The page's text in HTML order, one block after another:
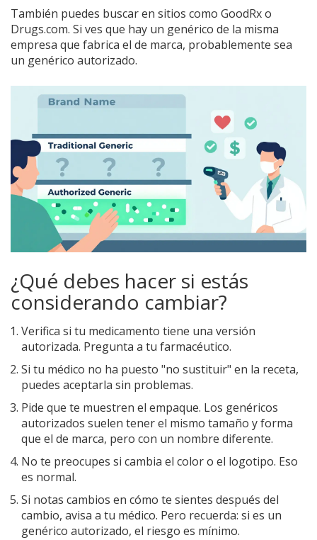
También puedes buscar en sitios como GoodRx o
Drugs.com. Si ves que hay un genérico de la misma
empresa que fabrica el de marca, probablemente sea
un genérico autorizado.
¿Qué debes hacer si estás
considerando cambiar?
Verifica si tu medicamento tiene una versión
autorizada. Pregunta a tu farmacéutico.
Si tu médico no ha puesto "no sustituir" en la receta,
puedes aceptarla sin problemas.
Pide que te muestren el empaque. Los genéricos
autorizados suelen tener el mismo tamaño y forma
que el de marca, pero con un nombre diferente.
No te preocupes si cambia el color o el logotipo. Eso
es normal.
Si notas cambios en cómo te sientes después del
cambio, avisa a tu médico. Pero recuerda: si es un
genérico autorizado, el riesgo es mínimo.